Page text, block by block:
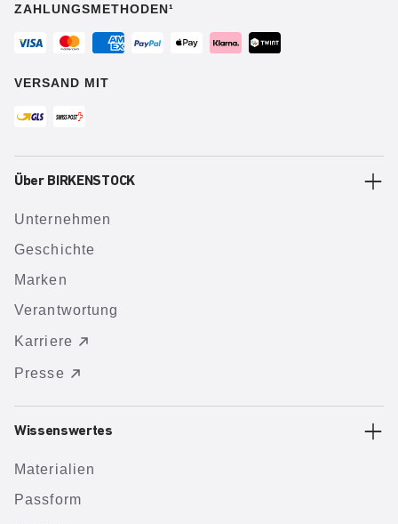
ZAHLUNGSMETHODEN¹
VERSAND MIT
Über BIRKENSTOCK
Unternehmen
Geschichte
Marken
Verantwortung
Karriere
Presse
Wissenswertes
Materialien
Passform